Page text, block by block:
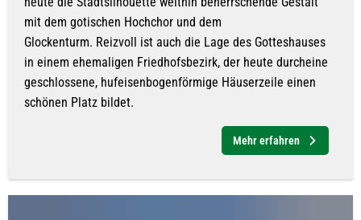
mit dem gotischen Hochchor und dem
Glockenturm. Reizvoll ist auch die Lage des Gotteshauses
in einem ehemaligen Friedhofsbezirk, der heute durcheine
geschlossene, hufeisenbogenförmige Häuserzeile einen
schönen Platz bildet.
Mehr erfahren